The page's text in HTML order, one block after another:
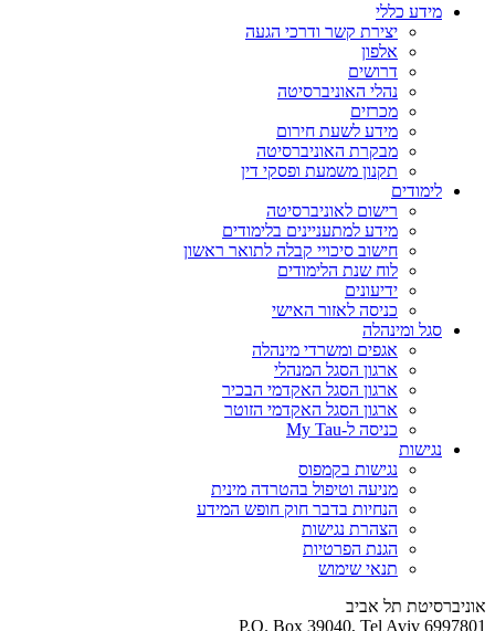
מידע כללי
יצירת קשר ודרכי הגעה
אלפון
דרושים
נהלי האוניברסיטה
מכרזים
מידע לשעת חירום
מבקרת האוניברסיטה
תקנון משמעת ופסקי דין
לימודים
רישום לאוניברסיטה
מידע למתעניינים בלימודים
חישוב סיכויי קבלה לתואר ראשון
לוח שנת הלימודים
ידיעונים
כניסה לאזור האישי
סגל ומינהלה
אגפים ומשרדי מינהלה
ארגון הסגל המנהלי
ארגון הסגל האקדמי הבכיר
ארגון הסגל האקדמי הזוטר
כניסה ל-My Tau
נגישות
נגישות בקמפוס
מניעה וטיפול בהטרדה מינית
הנחיות בדבר חוק חופש המידע
הצהרת נגישות
הגנת הפרטיות
תנאי שימוש
אוניברסיטת תל אביב
P.O. Box 39040, Tel Aviv 6997801